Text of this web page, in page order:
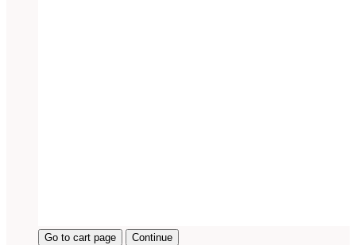
Go to cart page Continue